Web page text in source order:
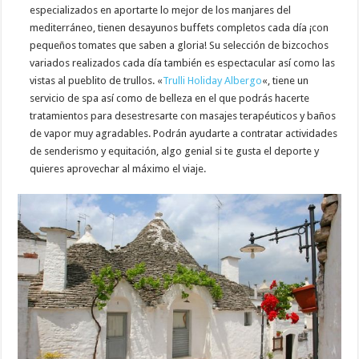
especializados en aportarte lo mejor de los manjares del
mediterráneo, tienen desayunos buffets completos cada día ¡con
pequeños tomates que saben a gloria! Su selección de bizcochos
variados realizados cada día también es espectacular así como las
vistas al pueblito de trullos. «Trulli Holiday Albergo«, tiene un
servicio de spa así como de belleza en el que podrás hacerte
tratamientos para desestresarte con masajes terapéuticos y baños
de vapor muy agradables. Podrán ayudarte a contratar actividades
de senderismo y equitación, algo genial si te gusta el deporte y
quieres aprovechar al máximo el viaje.